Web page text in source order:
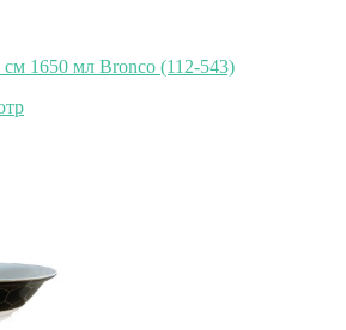
1650 мл Bronco (112-543)